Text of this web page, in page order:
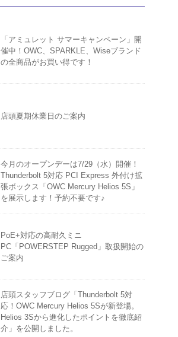
「アミュレット サマーキャンペーン」開
催中！OWC、SPARKLE、Wiseブランド
の全商品がお買い得です！
店頭夏期休業日のご案内
今月のオープンデーは7/29（水）開催！
Thunderbolt 5対応 PCI Express 外付け拡
張ボックス「OWC Mercury Helios 5S」
を展示します！予約不要です♪
PoE+対応の高耐久ミニ
PC「POWERSTEP Rugged」取扱開始の
ご案内
店頭スタッフブログ「Thunderbolt 5対
応！OWC Mercury Helios 5Sが新登場。
Helios 3Sから進化したポイントを徹底紹
介」を公開しました。